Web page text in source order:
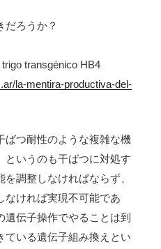
ろうか？
transgénico HB4
la-mentira-productiva-del-
つ耐性のような複雑な機
というのも干ばつに対処す
調整しなければならず、
なければ実現不可能であ
遺伝子操作でやることは到
ている遺伝子組み換えとい